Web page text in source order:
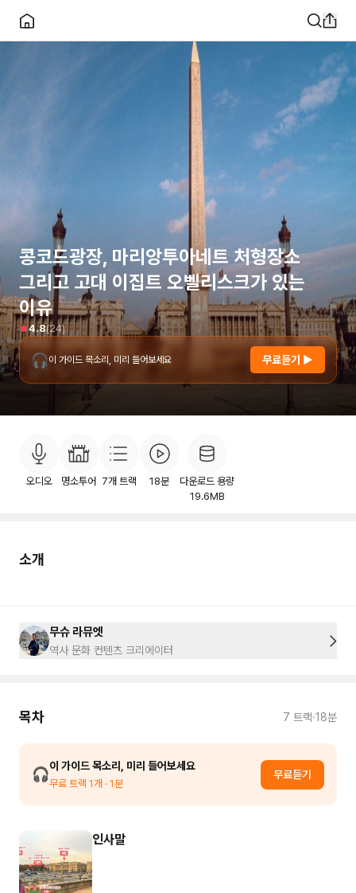
콩코드광장, 마리앙투아네트 처형장소
그리고 고대 이집트 오벨리스크가 있는
이유
4.8(24)
🎧이 가이드 목소리, 미리 들어보세요 무료듣기 ▶
오디오 명소투어 7개 트랙 18분
다운로드 용량
19.6MB
소개
무슈 라뮤엣
역사 문화 컨텐츠 크리에이터
목차 7 트랙 18분
🎧이 가이드 목소리, 미리 들어보세요
무료 트랙 1개 · 1분
무료듣기
인사말